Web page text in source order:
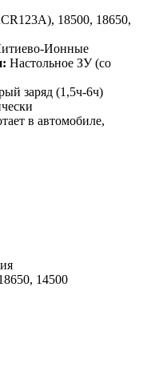
18500, 18650,
Ионные
Настольное ЗУ (со
заряд (1,5ч-6ч)
в автомобиле,
14500